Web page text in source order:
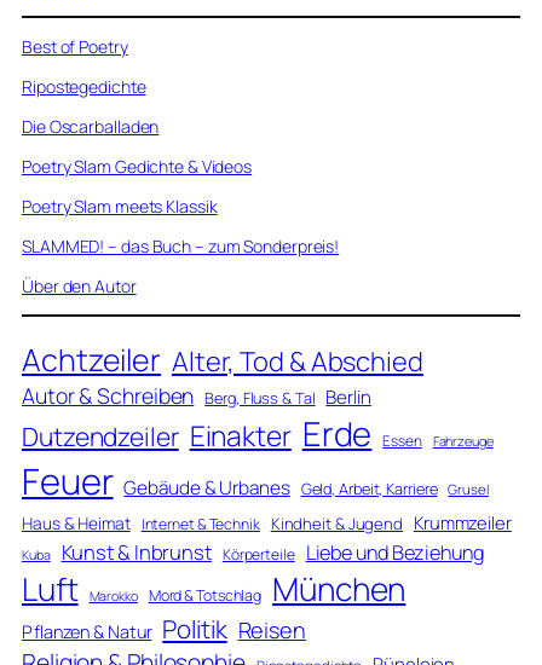
Best of Poetry
Ripostegedichte
Die Oscarballaden
Poetry Slam Gedichte & Videos
Poetry Slam meets Klassik
SLAMMED! – das Buch – zum Sonderpreis!
Über den Autor
Achtzeiler Alter, Tod & Abschied
Autor & Schreiben Berg, Fluss & Tal Berlin
Dutzendzeiler Einakter Erde Essen Fahrzeuge
Feuer Gebäude & Urbanes Geld, Arbeit, Karriere Grusel
Haus & Heimat Internet & Technik Kindheit & Jugend Krummzeiler
Kuba Kunst & Inbrunst Körperteile Liebe und Beziehung
Luft Marokko Mord & Totschlag München
Pflanzen & Natur Politik Reisen